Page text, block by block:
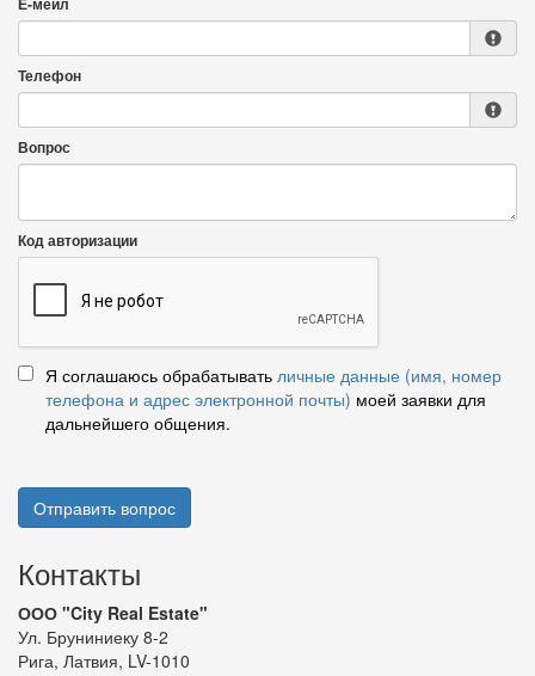
Е-мейл
Телефон
Вопрос
Код авторизации
Я соглашаюсь обрабатывать личные данные (имя, номер
телефона и адрес электронной почты) моей заявки для
дальнейшего общения.
Отправить вопрос
Контакты
ООО "City Real Estate"
Ул. Бруниниеку 8-2
Рига, Латвия, LV-1010